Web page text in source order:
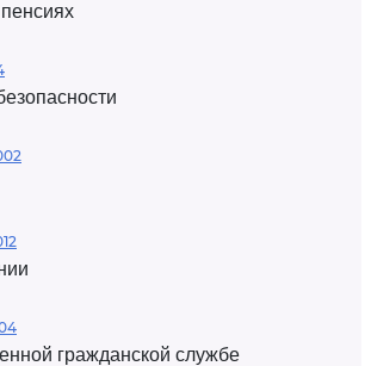
гражданской службе